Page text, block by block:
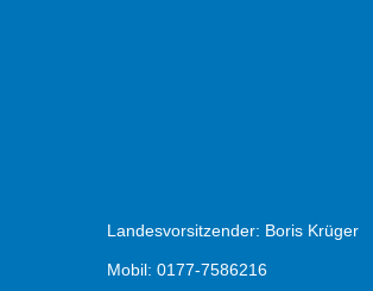
Landesvorsitzender: Boris Krüger
Mobil: 0177-7586216